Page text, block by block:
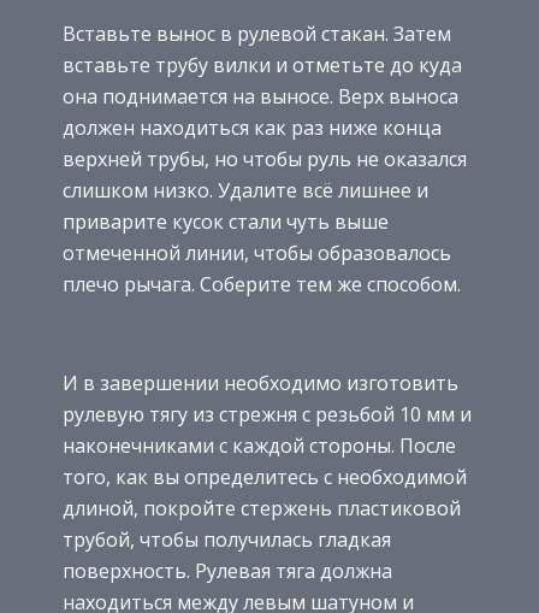
Вставьте вынос в рулевой стакан. Затем
вставьте трубу вилки и отметьте до куда
она поднимается на выносе. Верх выноса
должен находиться как раз ниже конца
верхней трубы, но чтобы руль не оказался
слишком низко. Удалите всё лишнее и
приварите кусок стали чуть выше
отмеченной линии, чтобы образовалось
плечо рычага. Соберите тем же способом.
И в завершении необходимо изготовить
рулевую тягу из стрежня с резьбой 10 мм и
наконечниками с каждой стороны. После
того, как вы определитесь с необходимой
длиной, покройте стержень пластиковой
трубой, чтобы получилась гладкая
поверхность. Рулевая тяга должна
находиться между левым шатуном и